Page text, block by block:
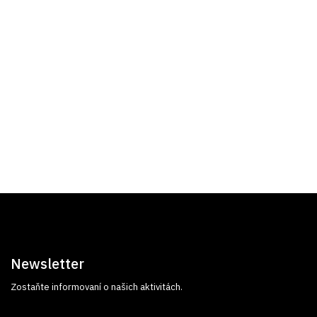
Newsletter
Zostaňte informovaní o našich aktivitách.